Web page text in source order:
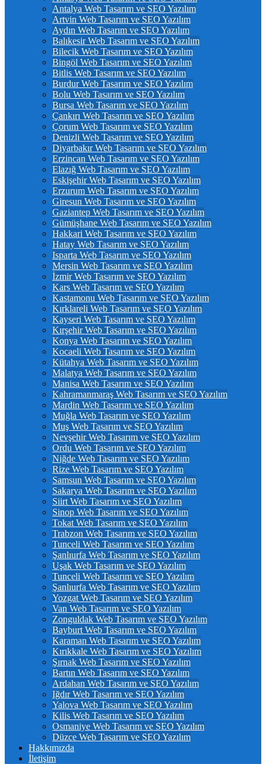
Antalya Web Tasarım ve SEO Yazılım
Artvin Web Tasarım ve SEO Yazılım
Aydın Web Tasarım ve SEO Yazılım
Balıkesir Web Tasarım ve SEO Yazılım
Bilecik Web Tasarım ve SEO Yazılım
Bingöl Web Tasarım ve SEO Yazılım
Bitlis Web Tasarım ve SEO Yazılım
Burdur Web Tasarım ve SEO Yazılım
Bolu Web Tasarım ve SEO Yazılım
Bursa Web Tasarım ve SEO Yazılım
Çankırı Web Tasarım ve SEO Yazılım
Çorum Web Tasarım ve SEO Yazılım
Denizli Web Tasarım ve SEO Yazılım
Diyarbakır Web Tasarım ve SEO Yazılım
Erzincan Web Tasarım ve SEO Yazılım
Elazığ Web Tasarım ve SEO Yazılım
Eskişehir Web Tasarım ve SEO Yazılım
Erzurum Web Tasarım ve SEO Yazılım
Giresun Web Tasarım ve SEO Yazılım
Gaziantep Web Tasarım ve SEO Yazılım
Gümüşhane Web Tasarım ve SEO Yazılım
Hakkari Web Tasarım ve SEO Yazılım
Hatay Web Tasarım ve SEO Yazılım
Isparta Web Tasarım ve SEO Yazılım
Mersin Web Tasarım ve SEO Yazılım
İzmir Web Tasarım ve SEO Yazılım
Kars Web Tasarım ve SEO Yazılım
Kastamonu Web Tasarım ve SEO Yazılım
Kırklareli Web Tasarım ve SEO Yazılım
Kayseri Web Tasarım ve SEO Yazılım
Kırşehir Web Tasarım ve SEO Yazılım
Konya Web Tasarım ve SEO Yazılım
Kocaeli Web Tasarım ve SEO Yazılım
Kütahya Web Tasarım ve SEO Yazılım
Malatya Web Tasarım ve SEO Yazılım
Manisa Web Tasarım ve SEO Yazılım
Kahramanmaraş Web Tasarım ve SEO Yazılım
Mardin Web Tasarım ve SEO Yazılım
Muğla Web Tasarım ve SEO Yazılım
Muş Web Tasarım ve SEO Yazılım
Nevşehir Web Tasarım ve SEO Yazılım
Ordu Web Tasarım ve SEO Yazılım
Niğde Web Tasarım ve SEO Yazılım
Rize Web Tasarım ve SEO Yazılım
Samsun Web Tasarım ve SEO Yazılım
Sakarya Web Tasarım ve SEO Yazılım
Siirt Web Tasarım ve SEO Yazılım
Sinop Web Tasarım ve SEO Yazılım
Tokat Web Tasarım ve SEO Yazılım
Trabzon Web Tasarım ve SEO Yazılım
Tunceli Web Tasarım ve SEO Yazılım
Şanlıurfa Web Tasarım ve SEO Yazılım
Uşak Web Tasarım ve SEO Yazılım
Tunceli Web Tasarım ve SEO Yazılım
Şanlıurfa Web Tasarım ve SEO Yazılım
Yozgat Web Tasarım ve SEO Yazılım
Van Web Tasarım ve SEO Yazılım
Zonguldak Web Tasarım ve SEO Yazılım
Bayburt Web Tasarım ve SEO Yazılım
Karaman Web Tasarım ve SEO Yazılım
Kırıkkale Web Tasarım ve SEO Yazılım
Şırnak Web Tasarım ve SEO Yazılım
Bartın Web Tasarım ve SEO Yazılım
Ardahan Web Tasarım ve SEO Yazılım
Iğdır Web Tasarım ve SEO Yazılım
Yalova Web Tasarım ve SEO Yazılım
Kilis Web Tasarım ve SEO Yazılım
Osmaniye Web Tasarım ve SEO Yazılım
Düzce Web Tasarım ve SEO Yazılım
Hakkımızda
İletişim